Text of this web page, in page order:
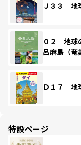
Ｊ３３ 地
０２ 地
呂麻島（
Ｄ１７ 地
特設ページ